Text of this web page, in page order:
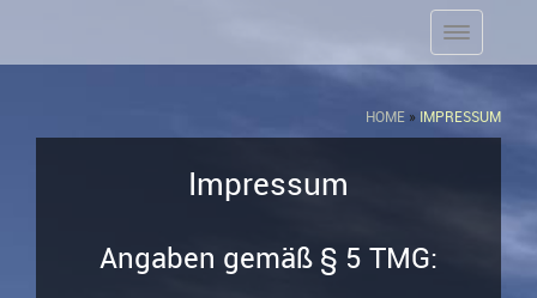
HOME » IMPRESSUM
Impressum
Angaben gemäß § 5 TMG: